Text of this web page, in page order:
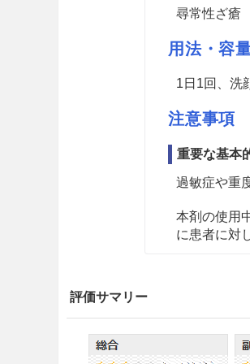
尋常性ざ瘡
用法・容
1日1回、洗
注意事項
重要な基本
過敏症や重
本剤の使用
に患者に対
る場合に
で洗い流
評価サマリー